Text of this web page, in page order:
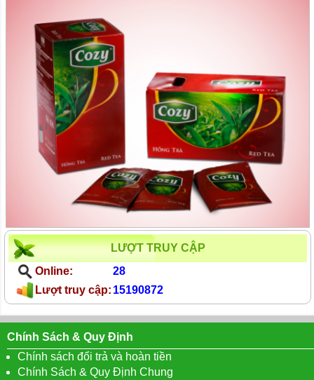
LƯỢT TRUY CẬP
Online:
28
Lượt truy cập: 15190872
Chính Sách & Quy Định
Chính sách đổi trả và hoàn tiền
Chính Sách & Quy Định Chung